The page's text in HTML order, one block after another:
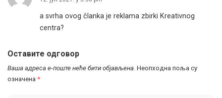
a svrha ovog članka je reklama zbirki Kreativnog
centra?
Оставите одговор
Ваша адреса е-поште неће бити објављена. Неопходна поља су
означена *